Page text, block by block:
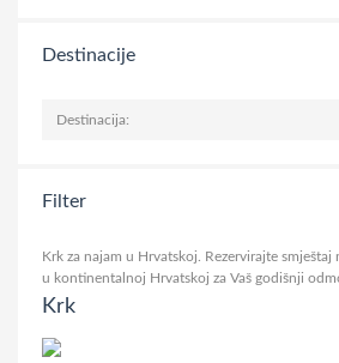
Destinacije
Filter
Krk za najam u Hrvatskoj. Rezervirajte
u kontinentalnoj Hrvatskoj za Vaš godišnji
Krk